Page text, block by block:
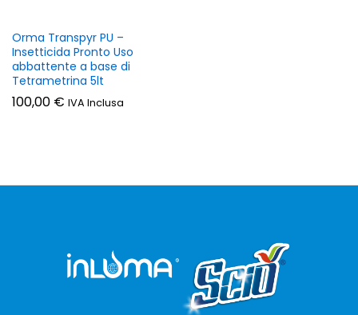
Orma Transpyr PU –
Insetticida Pronto Uso
abbattente a base di
Tetrametrina 5lt
100,00 € IVA Inclusa